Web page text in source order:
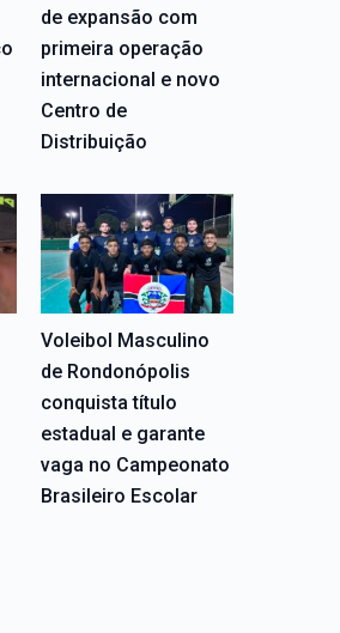
de expansão com
primeira operação
internacional e novo
Centro de
Distribuição
Voleibol Masculino
de Rondonópolis
conquista título
estadual e garante
vaga no Campeonato
Brasileiro Escolar